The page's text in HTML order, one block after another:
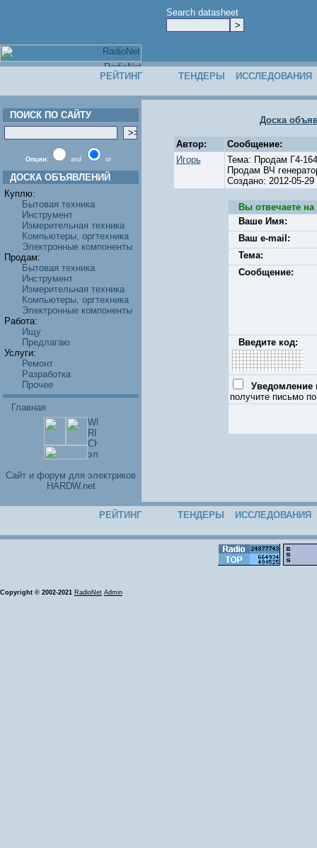
Search datasheet
РЕЙТИНГ ТЕНДЕРЫ ИССЛЕДОВАНИЯ
ПОИСК ПО САЙТУ
Опции: and or
ДОСКА ОБЪЯВЛЕНИЙ
Куплю:
Бытовая техника
Инструмент
Измерительная техника
Компьютеры, оргтехника
Электронные компоненты
Продам:
Бытовая техника
Инструмент
Измерительная техника
Компьютеры, оргтехника
Электронные компоненты
Работа:
Ищу
Предлагаю
Услуги:
Ремонт
Разработка
Прочее
Главная
Cайт и форум для электриков
HARDW.net
Доска
Автор:
Сообщение:
Игорь
Тема: Продам Г4-164
Продам ВЧ
Создано: 2012-05-
Вы отвечаете
Ваше Имя:
Ваш e-mail:
Тема:
Сообщение:
Введите код:
Уведомление
получите письмо
РЕЙТИНГ ТЕНДЕРЫ ИССЛЕДОВАНИЯ
Copyright © 2002-2021 RadioNet Admin